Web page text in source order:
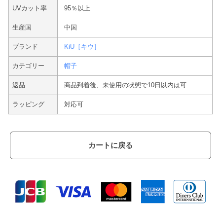
UVカット率 95％以上
生産国 中国
ブランド KiU［キウ］
カテゴリー 帽子
返品 商品到着後、未使用の状態で10日以内は可
ラッピング 対応可
カートに戻る